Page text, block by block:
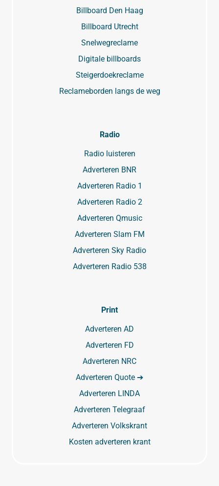
Billboard Den Haag
Billboard Utrecht
Snelwegreclame
Digitale billboards
Steigerdoekreclame
Reclameborden langs de weg
Radio
Radio luisteren
Adverteren BNR
Adverteren Radio 1
Adverteren Radio 2
Adverteren Qmusic
Adverteren Slam FM
Adverteren Sky Radio
Adverteren Radio 538
Print
Adverteren AD
Adverteren FD
Adverteren NRC
Adverteren Quote ➔
Adverteren LINDA
Adverteren Telegraaf
Adverteren Volkskrant
Kosten adverteren krant